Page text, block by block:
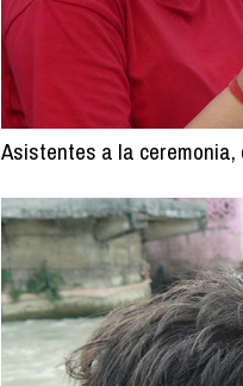
Asistentes a la ceremonia,